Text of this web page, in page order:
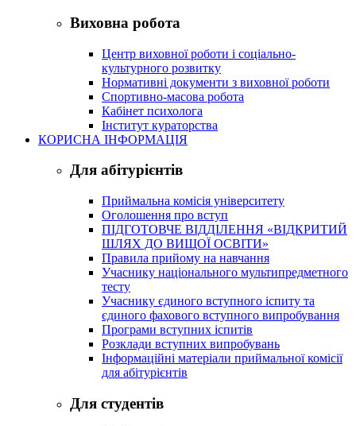
Виховна робота
Центр виховної роботи і соціально-
культурного розвитку
Нормативні документи з виховної роботи
Спортивно-масова робота
Кабінет психолога
Інститут кураторства
КОРИСНА ІНФОРМАЦІЯ
Для абітурієнтів
Приймальна комісія університету
Оголошення про вступ
ПІДГОТОВЧЕ ВІДДІЛЕННЯ «ВІДКРИТИЙ
ШЛЯХ ДО ВИЩОЇ ОСВІТИ»
Правила прийому на навчання
Учаснику національного мультипредметного
тесту
Учаснику єдиного вступного іспиту та
єдиного фахового вступного випробування
Програми вступних іспитів
Розклади вступних випробувань
Інформаційні матеріали приймальної комісії
для абітурієнтів
Для студентів